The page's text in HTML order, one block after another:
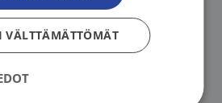
parantumatonta
verkossa
VÄLTTÄMÄTTÖMÄT